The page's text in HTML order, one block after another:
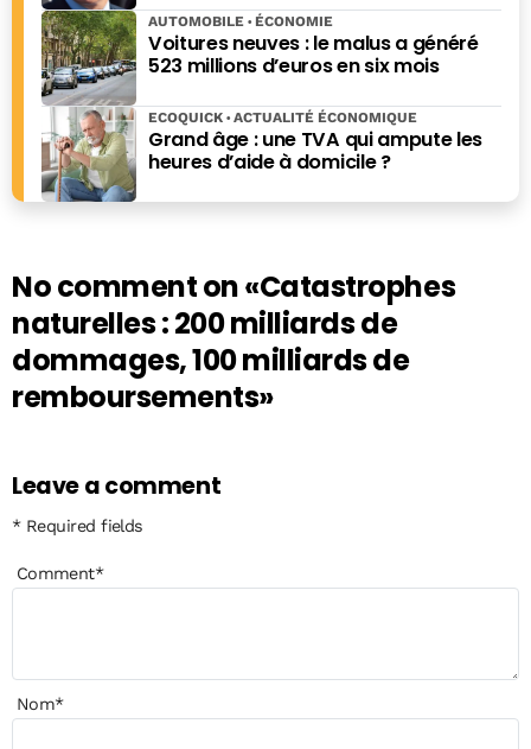
Voitures neuves : le malus a généré
523 millions d’euros en six mois
AUTOMOBILE ÉCONOMIE
Grand âge : une TVA qui ampute les
heures d’aide à domicile ?
ECOQUICK ACTUALITÉ ÉCONOMIQUE
No comment on«Catastrophes
naturelles : 200 milliards de
dommages, 100 milliards de
remboursements»
Leave a comment
* Required fields
Comment*
Nom*